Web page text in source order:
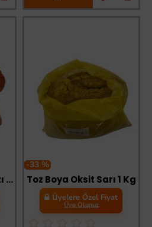
Toz Boya Oksit Kırmızı 1 Kg
-33 %
Toz Boya Oksit Sarı 1 Kg
Üyelere Özel Fiyat
Üye Olunuz